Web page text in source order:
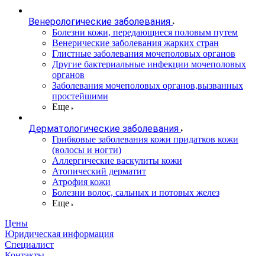
Венерологические заболевания
Болезни кожи, передающиеся половым путем
Венерические заболевания жарких стран
Глистные заболевания мочеполовых органов
Другие бактериальные инфекции мочеполовых
органов
Заболевания мочеполовых органов,вызванных
простейшими
Еще
Дерматологические заболевания
Грибковые заболевания кожи придатков кожи
(волосы и ногти)
Аллергические васкулиты кожи
Атопический дерматит
Атрофия кожи
Болезни волос, сальных и потовых желез
Еще
Цены
Юридическая информация
Специалист